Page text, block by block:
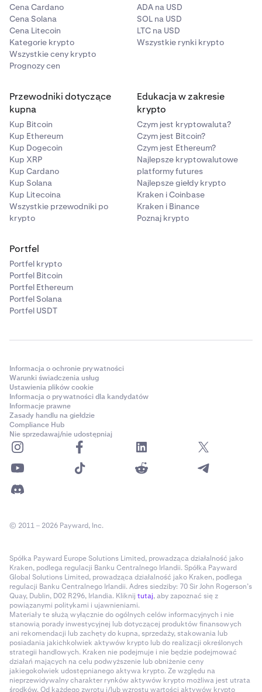
Cena Cardano
Cena Solana
Cena Litecoin
Kategorie krypto
Wszystkie ceny krypto
Prognozy cen
ADA na USD
SOL na USD
LTC na USD
Wszystkie rynki krypto
Przewodniki dotyczące
kupna
Kup Bitcoin
Kup Ethereum
Kup Dogecoin
Kup XRP
Kup Cardano
Kup Solana
Kup Litecoina
Wszystkie przewodniki po
krypto
Edukacja w zakresie
krypto
Czym jest kryptowaluta?
Czym jest Bitcoin?
Czym jest Ethereum?
Najlepsze kryptowalutowe
platformy futures
Najlepsze giełdy krypto
Kraken i Coinbase
Kraken i Binance
Poznaj krypto
Portfel
Portfel krypto
Portfel Bitcoin
Portfel Ethereum
Portfel Solana
Portfel USDT
Informacja o ochronie prywatności
Warunki świadczenia usług
Ustawienia plików cookie
Informacja o prywatności dla kandydatów
Informacje prawne
Zasady handlu na giełdzie
Compliance Hub
Nie sprzedawaj/nie udostępniaj
© 2011 – 2026 Payward, Inc.
Spółka Payward Europe Solutions Limited, prowadząca działalność jako
Kraken, podlega regulacji Banku Centralnego Irlandii. Spółka Payward
Global Solutions Limited, prowadząca działalność jako Kraken, podlega
regulacji Banku Centralnego Irlandii. Adres siedziby: 70 Sir John Rogerson’s
Quay, Dublin, D02 R296, Irlandia. Kliknij tutaj, aby zapoznać się z
powiązanymi politykami i ujawnieniami.
Materiały te służą wyłącznie do ogólnych celów informacyjnych i nie
stanowią porady inwestycyjnej lub dotyczącej produktów finansowych
ani rekomendacji lub zachęty do kupna, sprzedaży, stakowania lub
posiadania jakichkolwiek aktywów krypto lub do realizacji określonych
strategii handlowych. Kraken nie podejmuje i nie będzie podejmować
działań mających na celu podwyższenie lub obniżenie ceny
jakiegokolwiek udostępnianego aktywa krypto. Ze względu na
nieprzewidywalny charakter rynków aktywów krypto możliwa jest utrata
środków. Od każdego zwrotu i/lub wzrostu wartości aktywów krypto